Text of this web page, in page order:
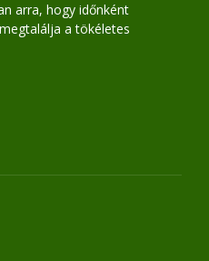
arra, hogy időnként
a tökéletes